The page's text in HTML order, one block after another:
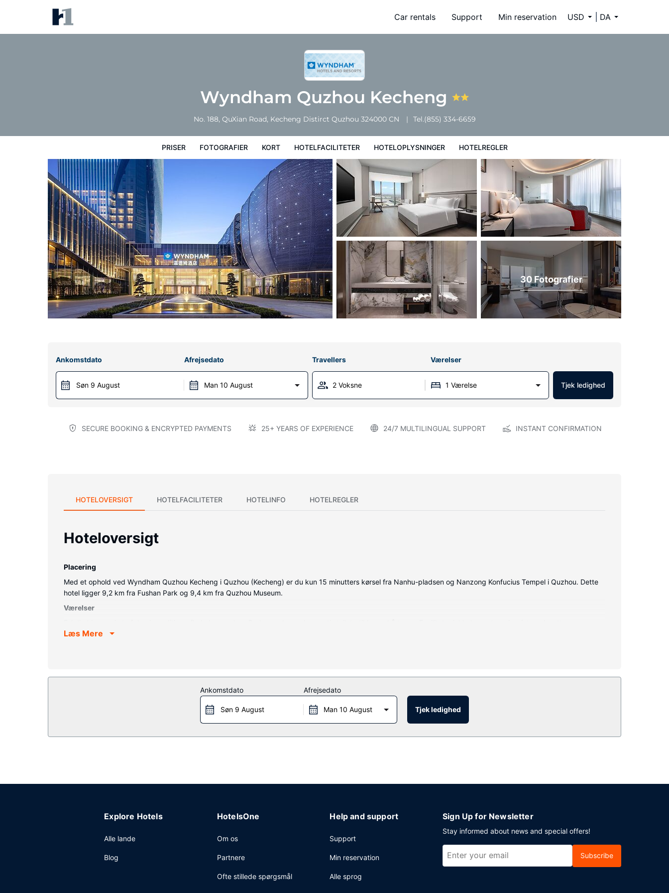
Car rentals Support Min reservation USD DA
Wyndham Quzhou Kecheng
No. 188, QuXian Road, Kecheng Distirct Quzhou 324000 CN Tel.(855) 334-6659
PRISER FOTOGRAFIER KORT HOTELFACILITETER HOTELOPLYSNINGER HOTELREGLER
30 Fotografier
Ankomstdato
Søn 9 August
Afrejsedato
Man 10 August
Travellers Værelser
2 Voksne 1 Værelse Tjek ledighed
SECURE BOOKING & ENCRYPTED PAYMENTS 25+ YEARS OF EXPERIENCE 24/7 MULTILINGUAL SUPPORT INSTANT CONFIRMATION
HOTELOVERSIGT HOTELFACILITETER HOTELINFO HOTELREGLER
Hoteloversigt
Placering
Med et ophold ved Wyndham Quzhou Kecheng i Quzhou (Kecheng) er du kun 15 minutters kørsel fra Nanhu-pladsen og Nanzong Konfucius Tempel i Quzhou. Dette
hotel ligger 9,2 km fra Fushan Park og 9,4 km fra Quzhou Museum.
Værelser
rengøring udføres dagligt.
Læs Mere
Ankomstdato
Søn 9 August
Afrejsedato
Man 10 August Tjek ledighed
Explore Hotels
Alle lande
Blog
HotelsOne
Om os
Partnere
Ofte stillede spørgsmål
Help and support
Support
Min reservation
Alle sprog
Sign Up for Newsletter
Stay informed about news and special offers!
Subscribe